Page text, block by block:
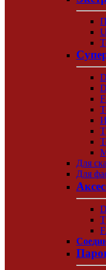
Для
Для